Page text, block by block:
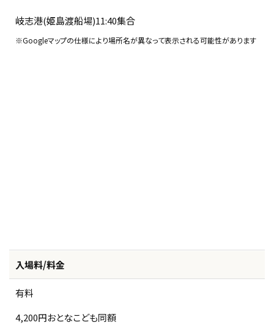
岐志港(姫島渡船場)11:40集合
※Googleマップの仕様により場所名が異なって表示される可能性があります
入場料/料金
有料
4,200円おとなこども同額